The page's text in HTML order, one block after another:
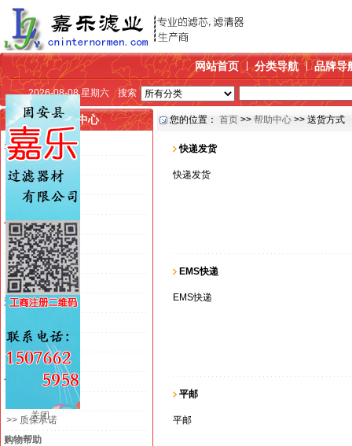
网站首页 分类导航 品牌导
2026-08-08 星期六 搜索
关闭
帮助中心
关于我们
>> 公司介绍
>> 联系方式
>> 发展历程
付款方式
>> 银行汇款
>> 在线支付
>> 货到付款
送货方式
>> EMS快递
>> 平邮
售后服务
>> 退换货政策
>> 质保承诺
购物帮助
您的位置： 首页 >> 帮助中心 >> 送货方式
快递发货
快递发货
EMS快递
EMS快递
平邮
平邮